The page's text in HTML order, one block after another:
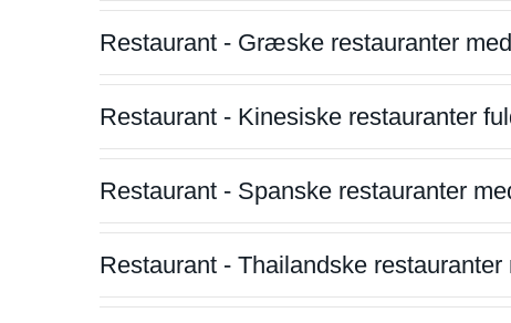
Restaurant - Græske restauranter
Restaurant - Kinesiske restauranter
Restaurant - Spanske restauranter
Restaurant - Thailandske